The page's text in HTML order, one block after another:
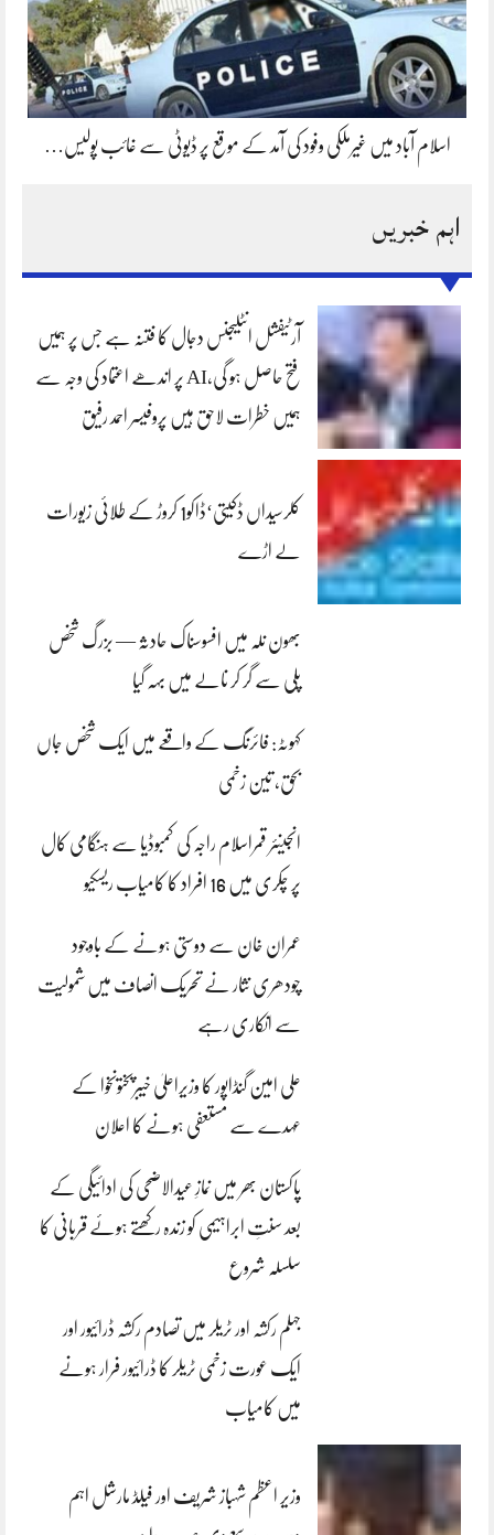
اسلام آباد میں غیرملکی وفود کی آمد کے موقع پر ڈیوٹی سے غائب پولیس…
اہم خبریں
آرٹیفشل انٹلیجنس دجال کا فتنہ ہے جس پر ہمیں
فتح حاصل ہو گی،AI پر اندھے اعتماد کی وجہ سے
ہمیں خطرات لاحق ہیں پروفیسر احمد رفیق
کلرسیداں ڈکیتی‘ڈاکو1 کروڑ کے طلائی زیورات
لے اڑے
بھون نلہ میں افسوسناک حادثہ — بزرگ شخص
پلی سے گر کر نالے میں بہہ گیا
کہوٹہ: فائرنگ کے واقعے میں ایک شخص جاں
بحق، تین زخمی
انجینئر قمراسلام راجہ کی کمبوڈیا سے ہنگامی کال
پر چکری میں 16 افراد کا کامیاب ریسکیو
عمران خان سے دوستی ہونے کے باوجود
چودھری نثار نے تحریک انصاف میں شمولیت
سے انکاری رہے
علی امین گنڈاپور کا وزیراعلیٰ خیبرپختونخوا کے
عہدے سے مستعفی ہونے کا اعلان
پاکستان بھر میں نمازِ عیدالاضحی کی ادائیگی کے
بعد سنتِ ابراہیمی کو زندہ رکھتے ہوئے قربانی کا
سلسلہ شروع
جہلم رکشہ اور ٹریلر میں تصادم رکشہ ڈرائیور اور
ایک عورت زخمی ٹریلر کا ڈرائیور فرار ہونے
میں کامیاب
وزیر اعظم شہباز شریف اور فیلڈ مارشل اہم